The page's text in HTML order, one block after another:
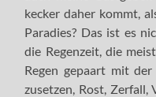
kecker daher kommt,
Paradies? Das ist es
die Regenzeit, die
Regen gepaart mit
zusetzen, Rost, Zerfall,